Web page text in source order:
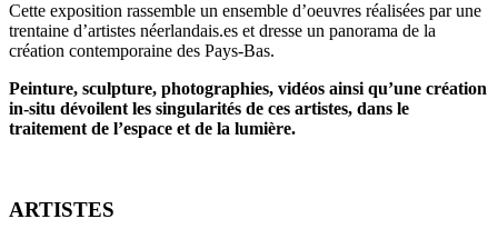
Cette exposition rassemble un ensemble d’oeuvres réalisées par une
trentaine d’artistes néerlandais.es et dresse un panorama de la
création contemporaine des Pays-Bas.
Peinture, sculpture, photographies, vidéos ainsi qu’une création
in-situ dévoilent les singularités de ces artistes, dans le
traitement de l’espace et de la lumière.
ARTISTES